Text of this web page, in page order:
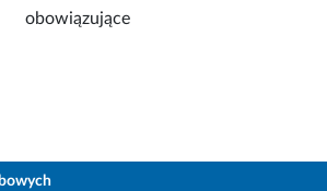
obowiązujące